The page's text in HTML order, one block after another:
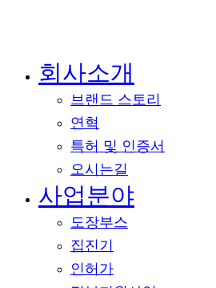
회사소개
브랜드 스토리
연혁
특허 및 인증서
오시는길
사업분야
도장부스
집진기
인허가